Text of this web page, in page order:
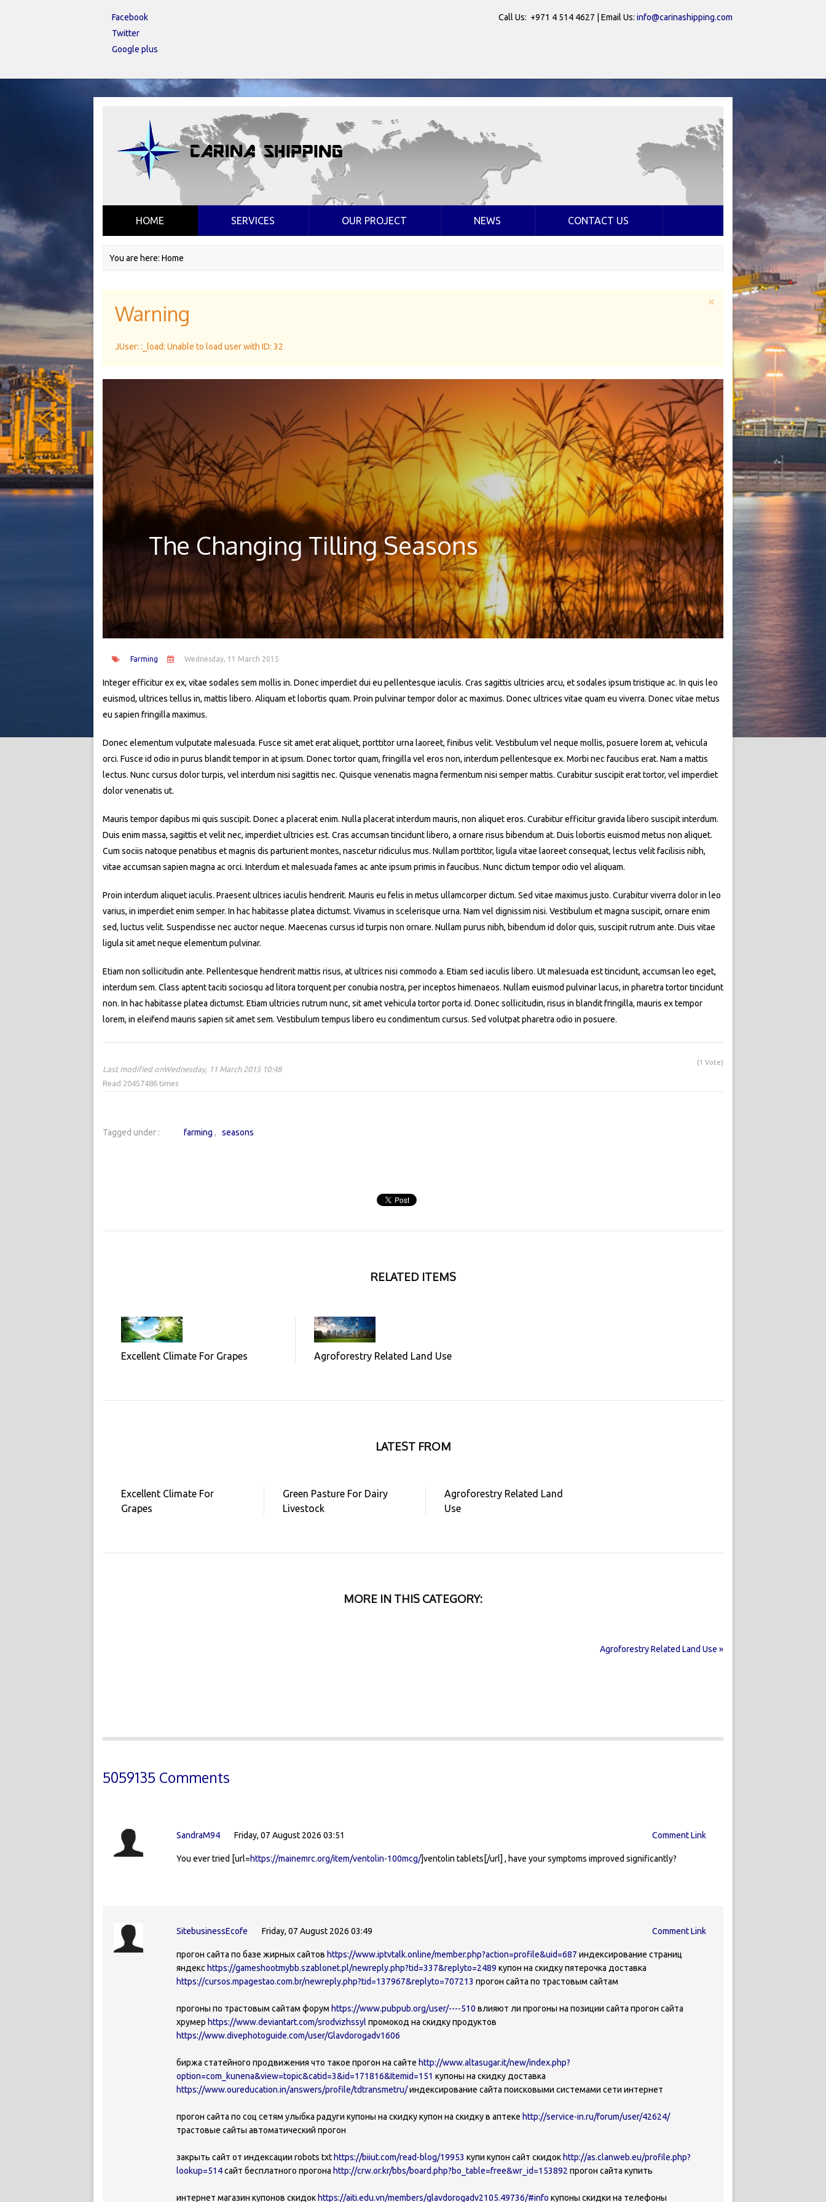
Facebook
Twitter
Google plus
Call Us: +971 4 514 4627 | Email Us: info@carinashipping.com
HOME SERVICES OUR PROJECT NEWS CONTACT US
You are here: Home
Warning
JUser: :_load: Unable to load user with ID: 32
The Changing Tilling Seasons
Farming Wednesday, 11 March 2015
Integer efficitur ex ex, vitae sodales sem mollis in. Donec imperdiet dui eu pellentesque iaculis. Cras sagittis ultricies arcu, et sodales ipsum tristique ac. In quis leo
euismod, ultrices tellus in, mattis libero. Aliquam et lobortis quam. Proin pulvinar tempor dolor ac maximus. Donec ultrices vitae quam eu viverra. Donec vitae metus
eu sapien fringilla maximus.
Donec elementum vulputate malesuada. Fusce sit amet erat aliquet, porttitor urna laoreet, finibus velit. Vestibulum vel neque mollis, posuere lorem at, vehicula
orci. Fusce id odio in purus blandit tempor in at ipsum. Donec tortor quam, fringilla vel eros non, interdum pellentesque ex. Morbi nec faucibus erat. Nam a mattis
lectus. Nunc cursus dolor turpis, vel interdum nisi sagittis nec. Quisque venenatis magna fermentum nisi semper mattis. Curabitur suscipit erat tortor, vel imperdiet
dolor venenatis ut.
Mauris tempor dapibus mi quis suscipit. Donec a placerat enim. Nulla placerat interdum mauris, non aliquet eros. Curabitur efficitur gravida libero suscipit interdum.
Duis enim massa, sagittis et velit nec, imperdiet ultricies est. Cras accumsan tincidunt libero, a ornare risus bibendum at. Duis lobortis euismod metus non aliquet.
Cum sociis natoque penatibus et magnis dis parturient montes, nascetur ridiculus mus. Nullam porttitor, ligula vitae laoreet consequat, lectus velit facilisis nibh,
vitae accumsan sapien magna ac orci. Interdum et malesuada fames ac ante ipsum primis in faucibus. Nunc dictum tempor odio vel aliquam.
Proin interdum aliquet iaculis. Praesent ultrices iaculis hendrerit. Mauris eu felis in metus ullamcorper dictum. Sed vitae maximus justo. Curabitur viverra dolor in leo
varius, in imperdiet enim semper. In hac habitasse platea dictumst. Vivamus in scelerisque urna. Nam vel dignissim nisi. Vestibulum et magna suscipit, ornare enim
sed, luctus velit. Suspendisse nec auctor neque. Maecenas cursus id turpis non ornare. Nullam purus nibh, bibendum id dolor quis, suscipit rutrum ante. Duis vitae
ligula sit amet neque elementum pulvinar.
Etiam non sollicitudin ante. Pellentesque hendrerit mattis risus, at ultrices nisi commodo a. Etiam sed iaculis libero. Ut malesuada est tincidunt, accumsan leo eget,
interdum sem. Class aptent taciti sociosqu ad litora torquent per conubia nostra, per inceptos himenaeos. Nullam euismod pulvinar lacus, in pharetra tortor tincidunt
non. In hac habitasse platea dictumst. Etiam ultricies rutrum nunc, sit amet vehicula tortor porta id. Donec sollicitudin, risus in blandit fringilla, mauris ex tempor
lorem, in eleifend mauris sapien sit amet sem. Vestibulum tempus libero eu condimentum cursus. Sed volutpat pharetra odio in posuere.
Last modified onWednesday, 11 March 2015 10:48
(1 Vote)
Read 20457486 times
Tagged under : farming seasons
RELATED ITEMS
Excellent Climate For Grapes Agroforestry Related Land Use
LATEST FROM
Excellent Climate For
Grapes
Green Pasture For Dairy
Livestock
Agroforestry Related Land
Use
MORE IN THIS CATEGORY:
Agroforestry Related Land Use »
5059135 Comments
SandraM94 Friday, 07 August 2026 03:51 Comment Link
You ever tried [url=https://mainemrc.org/item/ventolin-100mcg/]ventolin tablets[/url] , have your symptoms improved significantly?
SitebusinessEcofe Friday, 07 August 2026 03:49 Comment Link
прогон сайта по базе жирных сайтов https://www.iptvtalk.online/member.php?action=profile&uid=687 индексирование страниц
яндекс https://gameshootmybb.szablonet.pl/newreply.php?tid=337&replyto=2489 купон на скидку пятерочка доставка
https://cursos.mpagestao.com.br/newreply.php?tid=137967&replyto=707213 прогон сайта по трастовым сайтам
прогоны по трастовым сайтам форум https://www.pubpub.org/user/----510 влияют ли прогоны на позиции сайта прогон сайта
хрумер https://www.deviantart.com/srodvizhssyl промокод на скидку продуктов
https://www.divephotoguide.com/user/Glavdorogadv1606
биржа статейного продвижения что такое прогон на сайте http://www.altasugar.it/new/index.php?
option=com_kunena&view=topic&catid=3&id=171816&Itemid=151 купоны на скидку доставка
https://www.oureducation.in/answers/profile/tdtransmetru/индексирование сайта поисковыми системами сети интернет
прогон сайта по соц сетям улыбка радуги купоны на скидку купон на скидку в аптеке http://service-in.ru/forum/user/42624/
трастовые сайты автоматический прогон
закрыть сайт от индексации robots txt https://biiut.com/read-blog/19953 купи купон сайт скидок http://as.clanweb.eu/profile.php?
lookup=514сайт бесплатного прогона http://crw.or.kr/bbs/board.php?bo_table=free&wr_id=153892 прогон сайта купить
интернет магазин купонов скидок https://aiti.edu.vn/members/glavdorogadv2105.49736/#info купоны скидки на телефоны